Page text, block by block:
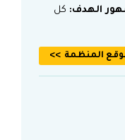
الهدف: كل
المنظمة